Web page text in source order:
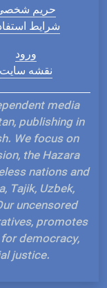
حریم
شرایط
ورود
نقشه سایت
media
publishing in
We focus on
the Hazara
nations and
Tajik, Uzbek,
uncensored
promotes
democracy,
justice.